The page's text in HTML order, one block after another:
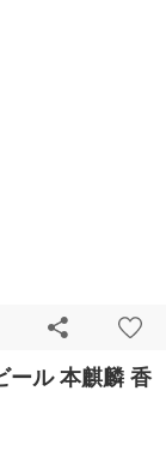
ール 本麒麟 香